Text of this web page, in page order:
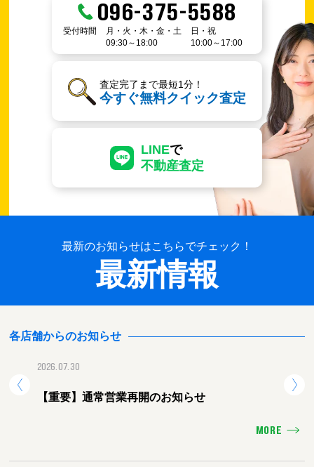
096-375-5588
受付時間
月・火・木・金・土
09:30～18:00
日・祝
10:00～17:00
査定完了まで最短1分！
今すぐ無料クイック査定
LINEで
不動産査定
最新のお知らせはこちらでチェック！
最新情報
各店舗からのお知らせ
2026.07.30
【重要】通常営業再開のお知らせ
MORE